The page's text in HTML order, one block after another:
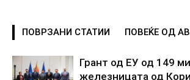
ПОВРЗАНИ СТАТИИ ПОВЕЌЕ ОД
Грант од ЕУ од 149
железницата од